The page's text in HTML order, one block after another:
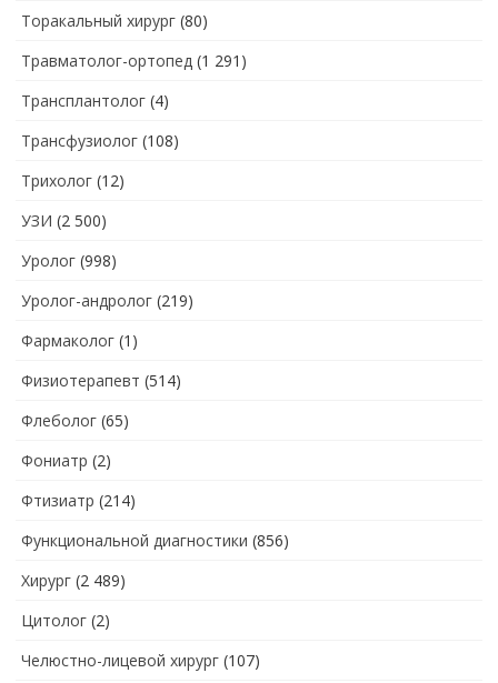
Торакальный хирург (80)
Травматолог-ортопед (1 291)
Трансплантолог (4)
Трансфузиолог (108)
Трихолог (12)
УЗИ (2 500)
Уролог (998)
Уролог-андролог (219)
Фармаколог (1)
Физиотерапевт (514)
Флеболог (65)
Фониатр (2)
Фтизиатр (214)
Функциональной диагностики (856)
Хирург (2 489)
Цитолог (2)
Челюстно-лицевой хирург (107)